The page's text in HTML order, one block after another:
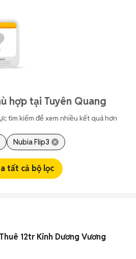
hợp tại Tuyên Quang
tìm kiếm để xem nhiều kết quả hơn
Nubia Flip3
tất cả bộ lọc
Cho Thuê Kho Xưởng 144m2 - Giá Thuê 12tr Kinh Dương Vương